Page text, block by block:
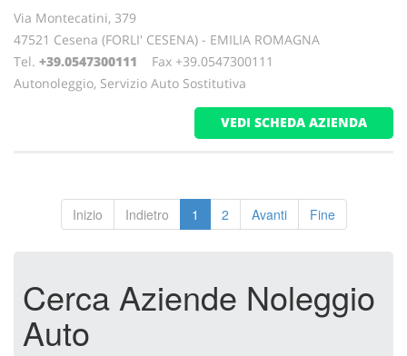
Via Montecatini, 379
47521 Cesena (FORLI' CESENA) - EMILIA ROMAGNA
Tel. +39.0547300111 Fax +39.0547300111
Autonoleggio, Servizio Auto Sostitutiva
VEDI SCHEDA AZIENDA
Inizio Indietro 1 2 Avanti Fine
Cerca Aziende Noleggio
Auto